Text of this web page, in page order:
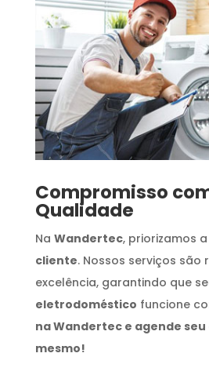
Compromisso
Qualidade
Na Wandertec, priorizamos a
cliente. Nossos serviços são
excelência, garantindo que
eletrodoméstico funcione
na Wandertec e agende
mesmo!